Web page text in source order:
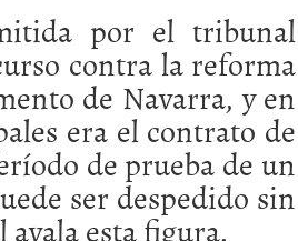
no llega a los tres años (y cómo
en el mismo país 2026/02/23
lo que los fondos quieren ver
¿por qué no salen más?
por el tribunal
contra la reforma
de Navarra, y en
era el contrato de
de prueba de un
ser despedido sin
esta figura.